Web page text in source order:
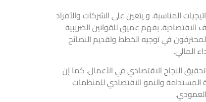
المناسبة. و يتعين على الشركات والأفراد
الاقتصادية. بفهم عميق للقوانين الضريبية
في توجيه الخطط وتقديم النصائح
المالي.
النجاح الاقتصادي في الأعمال. كما إن
المستدامة والنمو الاقتصادي للمنظمات